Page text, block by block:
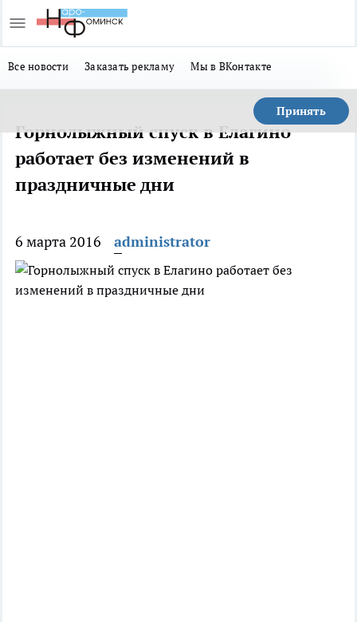
Все новости Заказать рекламу Мы в ВКонтакте
Принять
Горнолыжный спуск в Елагино
работает без изменений в
праздничные дни
6 марта 2016 administrator